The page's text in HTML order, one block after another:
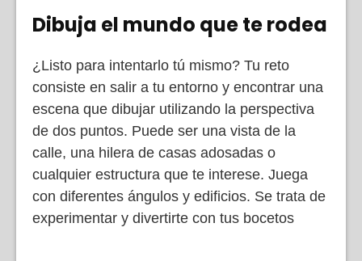
Dibuja el mundo que te rodea
¿Listo para intentarlo tú mismo? Tu reto
consiste en salir a tu entorno y encontrar una
escena que dibujar utilizando la perspectiva
de dos puntos. Puede ser una vista de la
calle, una hilera de casas adosadas o
cualquier estructura que te interese. Juega
con diferentes ángulos y edificios. Se trata de
experimentar y divertirte con tus bocetos